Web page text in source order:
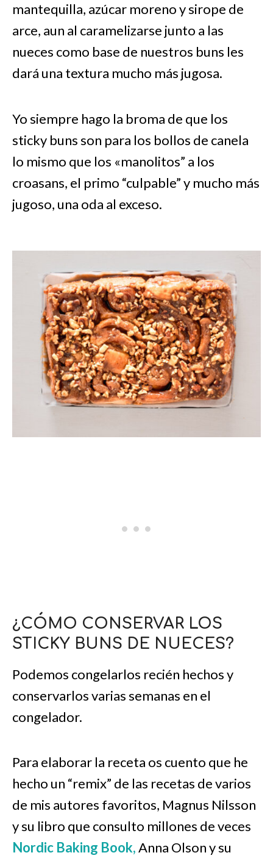
mantequilla, azúcar moreno y sirope de
arce, aun al caramelizarse junto a las
nueces como base de nuestros buns les
dará una textura mucho más jugosa.
Yo siempre hago la broma de que los
sticky buns son para los bollos de canela
lo mismo que los «manolitos” a los
croasans, el primo “culpable” y mucho más
jugoso, una oda al exceso.
¿CÓMO CONSERVAR LOS
STICKY BUNS DE NUECES?
Podemos congelarlos recién hechos y
conservarlos varias semanas en el
congelador.
Para elaborar la receta os cuento que he
hecho un “remix” de las recetas de varios
de mis autores favoritos, Magnus Nilsson
y su libro que consulto millones de veces
Nordic Baking Book,Anna Olson y su